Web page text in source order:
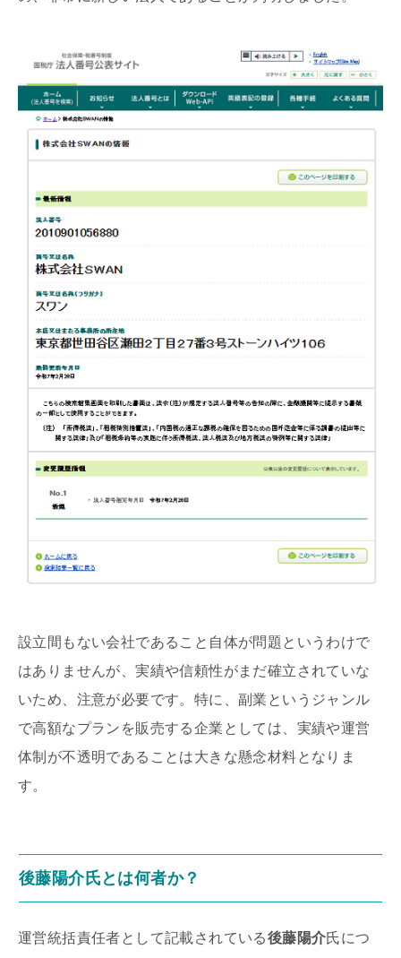
設立間もない会社であること自体が問題というわけで
はありませんが、実績や信頼性がまだ確立されていな
いため、注意が必要です。特に、副業というジャンル
で高額なプランを販売する企業としては、実績や運営
体制が不透明であることは大きな懸念材料となりま
す。
後藤陽介氏とは何者か？
運営統括責任者として記載されている後藤陽介氏につ